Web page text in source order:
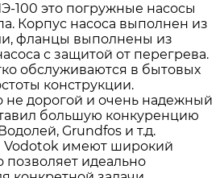
100 это погружные насосы
Корпус насоса выполнен из
фланцы выполнены из
с защитой от перегрева.
обслуживаются в бытовых
конструкции.
не дорогой и очень надежный
большую конкуренцию
Grundfos и т.д.
Vodotok имеют широкий
позволяет идеально